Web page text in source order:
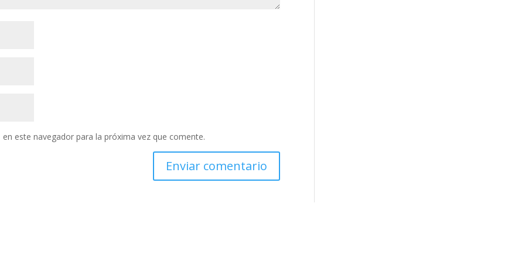
este navegador para la próxima vez que comente.